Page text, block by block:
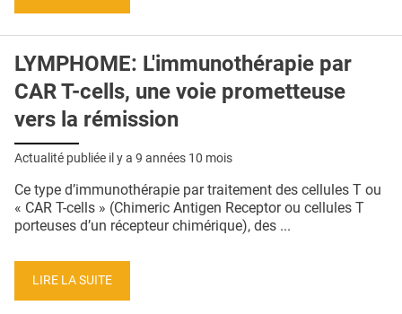
LYMPHOME: L'immunothérapie par
CAR T-cells, une voie prometteuse
vers la rémission
Actualité publiée il y a 9 années 10 mois
Ce type d’immunothérapie par traitement des cellules T ou
« CAR T-cells » (Chimeric Antigen Receptor ou cellules T
porteuses d’un récepteur chimérique), des ...
LIRE LA SUITE